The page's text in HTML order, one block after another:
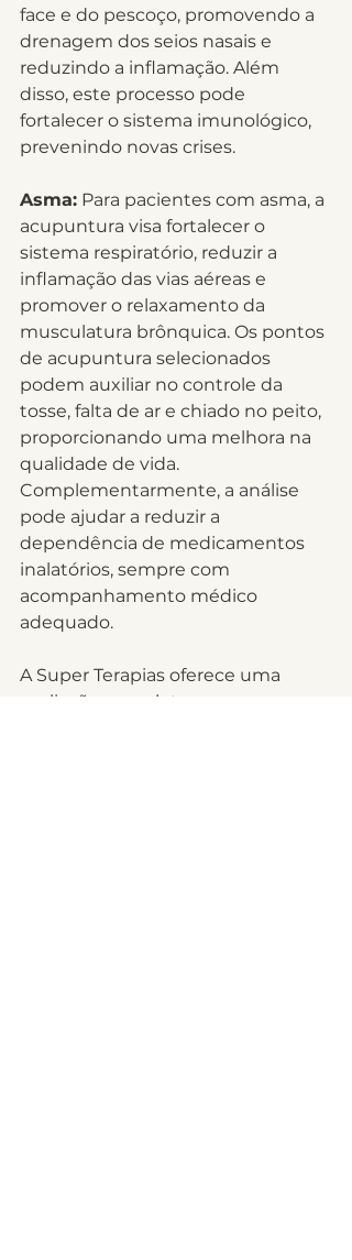
face e do pescoço, promovendo a
drenagem dos seios nasais e
reduzindo a inflamação. Além
disso, este processo pode
fortalecer o sistema imunológico,
prevenindo novas crises.
Asma: Para pacientes com asma, a
acupuntura visa fortalecer o
sistema respiratório, reduzir a
inflamação das vias aéreas e
promover o relaxamento da
musculatura brônquica. Os pontos
de acupuntura selecionados
podem auxiliar no controle da
tosse, falta de ar e chiado no peito,
proporcionando uma melhora na
qualidade de vida.
Complementarmente, a análise
pode ajudar a reduzir a
dependência de medicamentos
inalatórios, sempre com
acompanhamento médico
adequado.
A Super Terapias oferece uma
avaliação completa para